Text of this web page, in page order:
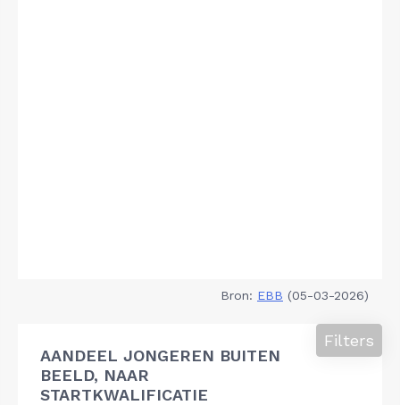
Bron: EBB (05-03-2026)
AANDEEL JONGEREN BUITEN
BEELD, NAAR
STARTKWALIFICATIE
Filters